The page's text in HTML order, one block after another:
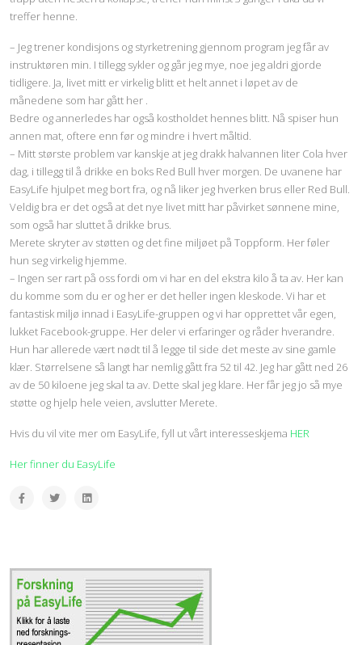
treffer henne.
– Jeg trener kondisjons og styrketrening gjennom program jeg får av
instruktøren min. I tillegg sykler og går jeg mye, noe jeg aldri gjorde
tidligere. Ja, livet mitt er virkelig blitt et helt annet i løpet av de
månedene som har gått her .
Bedre og annerledes har også kostholdet hennes blitt. Nå spiser hun
annen mat, oftere enn før og mindre i hvert måltid.
– Mitt største problem var kanskje at jeg drakk halvannen liter Cola hver
dag, i tillegg til å drikke en boks Red Bull hver morgen. De uvanene har
EasyLife hjulpet meg bort fra, og nå liker jeg hverken brus eller Red Bull.
Veldig bra er det også at det nye livet mitt har påvirket sønnene mine,
som også har sluttet å drikke brus.
Merete skryter av støtten og det fine miljøet på Toppform. Her føler
hun seg virkelig hjemme.
– Ingen ser rart på oss fordi om vi har en del ekstra kilo å ta av. Her kan
du komme som du er og her er det heller ingen kleskode. Vi har et
fantastisk miljø innad i EasyLife-gruppen og vi har opprettet vår egen,
lukket Facebook-gruppe. Her deler vi erfaringer og råder hverandre.
Hun har allerede vært nødt til å legge til side det meste av sine gamle
klær. Størrelsene så langt har nemlig gått fra 52 til 42. Jeg har gått ned 26
av de 50 kiloene jeg skal ta av. Dette skal jeg klare. Her får jeg jo så mye
støtte og hjelp hele veien, avslutter Merete.
Hvis du vil vite mer om EasyLife, fyll ut vårt interesseskjema HER
Her finner du EasyLife